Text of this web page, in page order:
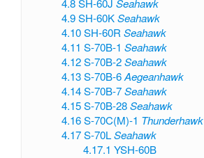
4.8 SH-60JSeahawk
4.9 SH-60KSeahawk
4.10 SH-60RSeahawk
4.11 S-70B-1Seahawk
4.12 S-70B-2Seahawk
4.13 S-70B-6Aegeanhawk
4.14 S-70B-7Seahawk
4.15 S-70B-28Seahawk
4.16 S-70C(M)-1 Thunderhawk
4.17 S-70LSeahawk
4.17.1 YSH-60B